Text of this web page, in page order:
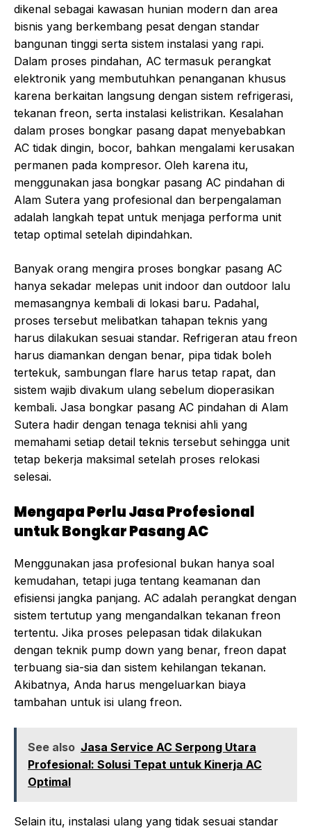
dikenal sebagai kawasan hunian modern dan area
bisnis yang berkembang pesat dengan standar
bangunan tinggi serta sistem instalasi yang rapi.
Dalam proses pindahan, AC termasuk perangkat
elektronik yang membutuhkan penanganan khusus
karena berkaitan langsung dengan sistem refrigerasi,
tekanan freon, serta instalasi kelistrikan. Kesalahan
dalam proses bongkar pasang dapat menyebabkan
AC tidak dingin, bocor, bahkan mengalami kerusakan
permanen pada kompresor. Oleh karena itu,
menggunakan jasa bongkar pasang AC pindahan di
Alam Sutera yang profesional dan berpengalaman
adalah langkah tepat untuk menjaga performa unit
tetap optimal setelah dipindahkan.
Banyak orang mengira proses bongkar pasang AC
hanya sekadar melepas unit indoor dan outdoor lalu
memasangnya kembali di lokasi baru. Padahal,
proses tersebut melibatkan tahapan teknis yang
harus dilakukan sesuai standar. Refrigeran atau freon
harus diamankan dengan benar, pipa tidak boleh
tertekuk, sambungan flare harus tetap rapat, dan
sistem wajib divakum ulang sebelum dioperasikan
kembali. Jasa bongkar pasang AC pindahan di Alam
Sutera hadir dengan tenaga teknisi ahli yang
memahami setiap detail teknis tersebut sehingga unit
tetap bekerja maksimal setelah proses relokasi
selesai.
Mengapa Perlu Jasa Profesional
untuk Bongkar Pasang AC
Menggunakan jasa profesional bukan hanya soal
kemudahan, tetapi juga tentang keamanan dan
efisiensi jangka panjang. AC adalah perangkat dengan
sistem tertutup yang mengandalkan tekanan freon
tertentu. Jika proses pelepasan tidak dilakukan
dengan teknik pump down yang benar, freon dapat
terbuang sia-sia dan sistem kehilangan tekanan.
Akibatnya, Anda harus mengeluarkan biaya
tambahan untuk isi ulang freon.
See also Jasa Service AC Serpong Utara
Profesional: Solusi Tepat untuk Kinerja AC
Optimal
Selain itu, instalasi ulang yang tidak sesuai standar